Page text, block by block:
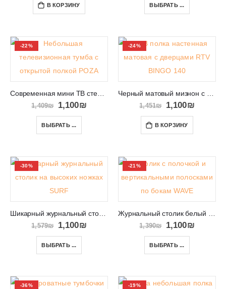
В КОРЗИНУ ВЫБРАТЬ ...
-22%
Современная мини ТВ стенка в скандинавском стиле POZA
1,409₪ 1,100₪
ВЫБРАТЬ ...
-24%
Черный матовый мизнон с дверками на стену RTV BINGO 140
1,451₪ 1,100₪
В КОРЗИНУ
-30%
Шикарный журнальный столик на высоких ножках SURF
1,579₪ 1,100₪
ВЫБРАТЬ ...
-21%
Журнальный столик белый или черный на высоких ножка WAVE
1,390₪ 1,100₪
ВЫБРАТЬ ...
-36% -19%